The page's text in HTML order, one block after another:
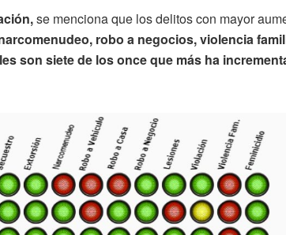
se menciona que los delitos con mayor
robo a negocios, violencia
son siete de los once que más ha